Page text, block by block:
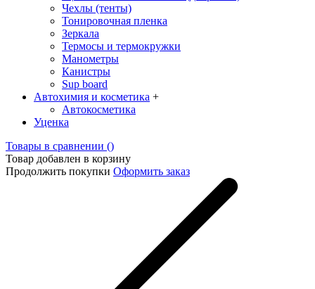
Чехлы (тенты)
Тонировочная пленка
Зеркалa
Термосы и термокружки
Манометры
Канистры
Sup board
Автохимия и косметика +
Автокосметика
Уценка
Товары в сравнении ()
Товар добавлен в корзину
Продолжить покупки Оформить заказ